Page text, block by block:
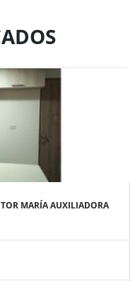
MARÍA AUXILIADORA